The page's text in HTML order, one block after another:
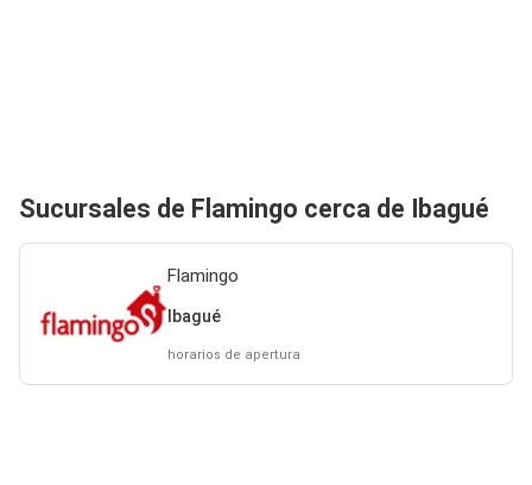
Sucursales de Flamingo cerca de Ibagué
Flamingo
Ibagué
horarios de apertura